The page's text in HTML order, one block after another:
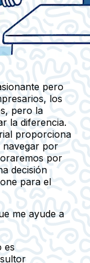
pero
los
pero la
la diferencia.
proporciona
navegar por
por
decisión
para el
me ayude a
es